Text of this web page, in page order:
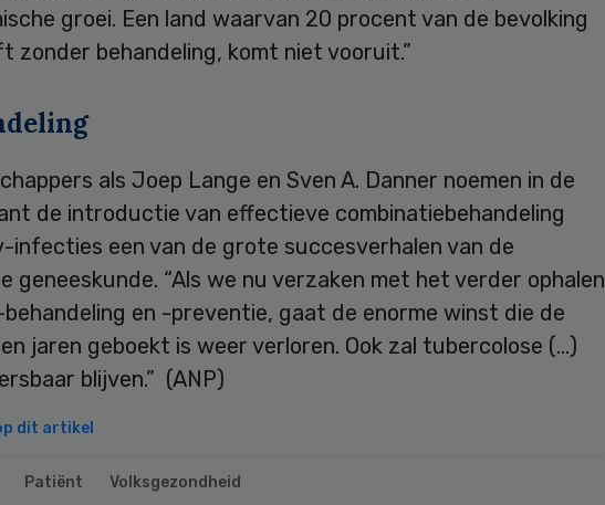
groei. Een land waarvan 20 procent van de bevolking
zonder behandeling, komt niet vooruit.”
als Joep Lange en Sven A. Danner noemen in de
de introductie van effectieve combinatiebehandeling
infecties een van de grote succesverhalen van de
geneeskunde. “Als we nu verzaken met het verder ophalen
en -preventie, gaat de enorme winst die de
jaren geboekt is weer verloren. Ook zal tubercolose (…)
blijven.” (ANP)
dit artikel
Patiënt Volksgezondheid